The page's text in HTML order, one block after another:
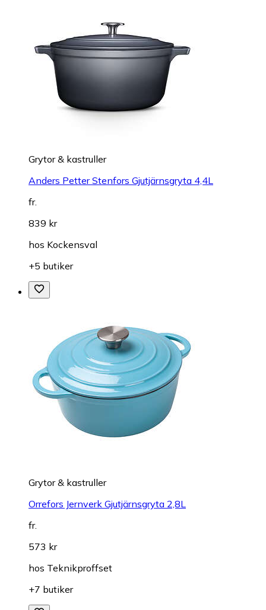
Grytor & kastruller
Anders Petter Stenfors Gjutjärnsgryta 4,4L
fr.
839 kr
hos Kockensval
+5 butiker
Grytor & kastruller
Orrefors Jernverk Gjutjärnsgryta 2,8L
fr.
573 kr
hos Teknikproffset
+7 butiker